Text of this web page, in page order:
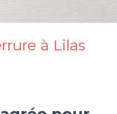
à Lilas